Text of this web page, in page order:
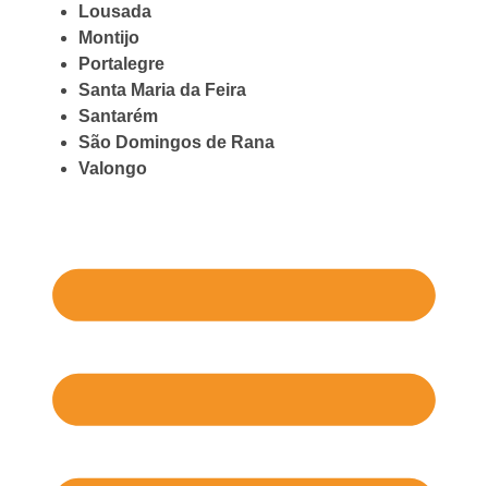
Lousada
Montijo
Portalegre
Santa Maria da Feira
Santarém
São Domingos de Rana
Valongo